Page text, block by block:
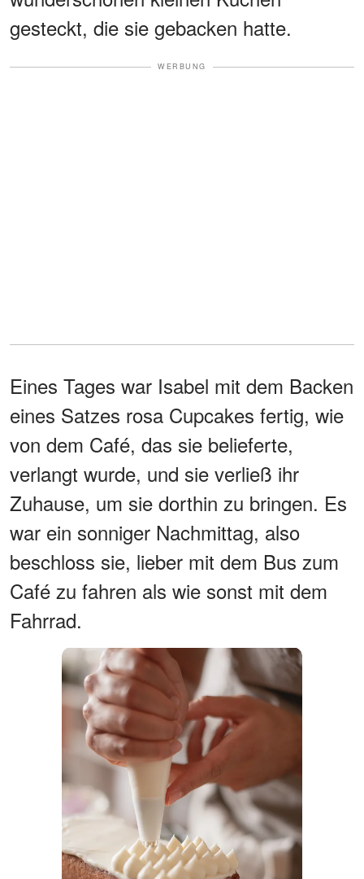
gesteckt, die sie gebacken hatte.
WERBUNG
Eines Tages war Isabel mit dem Backen
eines Satzes rosa Cupcakes fertig, wie
von dem Café, das sie belieferte,
verlangt wurde, und sie verließ ihr
Zuhause, um sie dorthin zu bringen. Es
war ein sonniger Nachmittag, also
beschloss sie, lieber mit dem Bus zum
Café zu fahren als wie sonst mit dem
Fahrrad.